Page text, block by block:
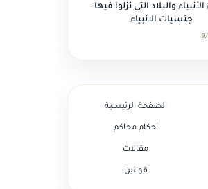
والبلاد التى نزلوا فيها -
جنسيات الانبياء
الصفحة الرئيسية
أحكام محاكم
مقالات
قوانين